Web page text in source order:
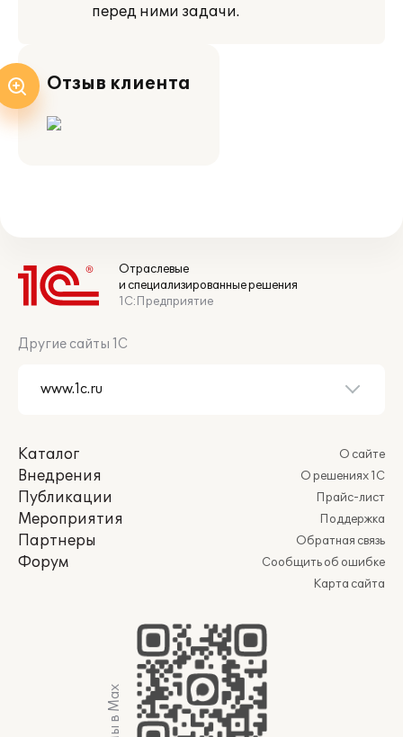
перед ними задачи.
Отзыв клиента
Отраслевые
и специализированные решения
1С:Предприятие
Другие сайты 1С
Каталог
Внедрения
Публикации
Мероприятия
Партнеры
Форум
О сайте
О решениях 1С
Прайс-лист
Поддержка
Обратная связь
Сообщить об ошибке
Карта сайта
Мы в Max